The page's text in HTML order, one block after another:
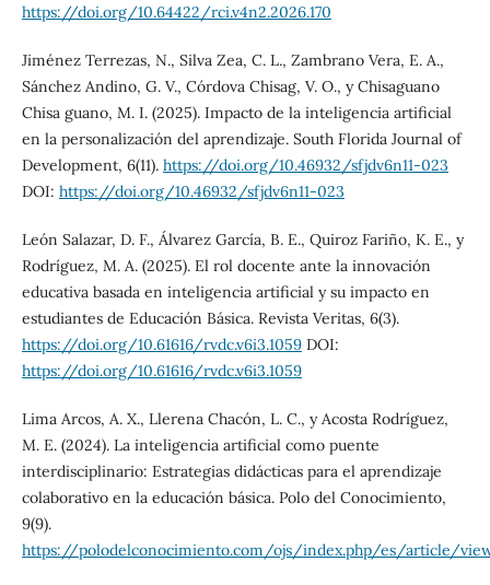
https://doi.org/10.64422/rci.v4n2.2026.170
Jiménez Terrezas, N., Silva Zea, C. L., Zambrano Vera, E. A.,
Sánchez Andino, G. V., Córdova Chisag, V. O., y Chisaguano
Chisa guano, M. I. (2025). Impacto de la inteligencia artificial
en la personalización del aprendizaje. South Florida Journal of
Development, 6(11). https://doi.org/10.46932/sfjdv6n11-023
DOI: https://doi.org/10.46932/sfjdv6n11-023
León Salazar, D. F., Álvarez García, B. E., Quiroz Fariño, K. E., y
Rodríguez, M. A. (2025). El rol docente ante la innovación
educativa basada en inteligencia artificial y su impacto en
estudiantes de Educación Básica. Revista Veritas, 6(3).
https://doi.org/10.61616/rvdc.v6i3.1059DOI:
https://doi.org/10.61616/rvdc.v6i3.1059
Lima Arcos, A. X., Llerena Chacón, L. C., y Acosta Rodríguez,
M. E. (2024). La inteligencia artificial como puente
interdisciplinario: Estrategias didácticas para el aprendizaje
colaborativo en la educación básica. Polo del Conocimiento,
9(9).
https://polodelconocimiento.com/ojs/index.php/es/article/